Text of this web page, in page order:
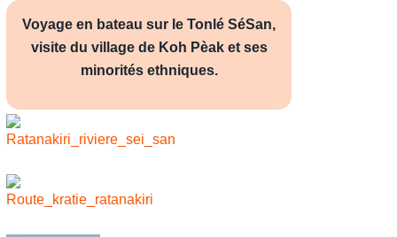
Voyage en bateau sur le Tonlé SéSan,
visite du village de Koh Pèak et ses
minorités ethniques.